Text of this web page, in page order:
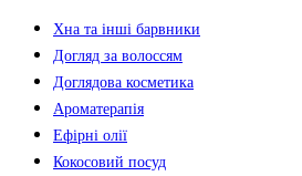
Хна та інші барвники
Догляд за волоссям
Доглядова косметика
Ароматерапія
Ефірні олії
Кокосовий посуд